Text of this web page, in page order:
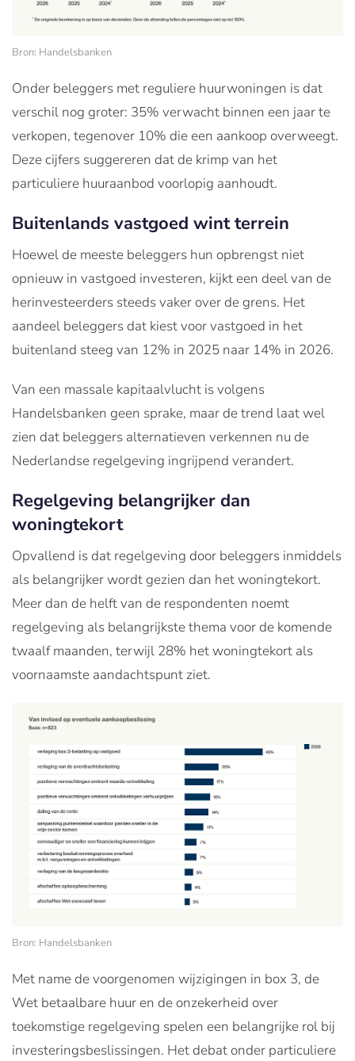
Bron: Handelsbanken
Onder beleggers met reguliere huurwoningen is dat
verschil nog groter: 35% verwacht binnen een jaar te
verkopen, tegenover 10% die een aankoop overweegt.
Deze cijfers suggereren dat de krimp van het
particuliere huuraanbod voorlopig aanhoudt.
Buitenlands vastgoed wint terrein
Hoewel de meeste beleggers hun opbrengst niet
opnieuw in vastgoed investeren, kijkt een deel van de
herinvesteerders steeds vaker over de grens. Het
aandeel beleggers dat kiest voor vastgoed in het
buitenland steeg van 12% in 2025 naar 14% in 2026.
Van een massale kapitaalvlucht is volgens
Handelsbanken geen sprake, maar de trend laat wel
zien dat beleggers alternatieven verkennen nu de
Nederlandse regelgeving ingrijpend verandert.
Regelgeving belangrijker dan
woningtekort
Opvallend is dat regelgeving door beleggers inmiddels
als belangrijker wordt gezien dan het woningtekort.
Meer dan de helft van de respondenten noemt
regelgeving als belangrijkste thema voor de komende
twaalf maanden, terwijl 28% het woningtekort als
voornaamste aandachtspunt ziet.
Bron: Handelsbanken
Met name de voorgenomen wijzigingen in box 3, de
Wet betaalbare huur en de onzekerheid over
toekomstige regelgeving spelen een belangrijke rol bij
investeringsbeslissingen. Het debat onder particuliere